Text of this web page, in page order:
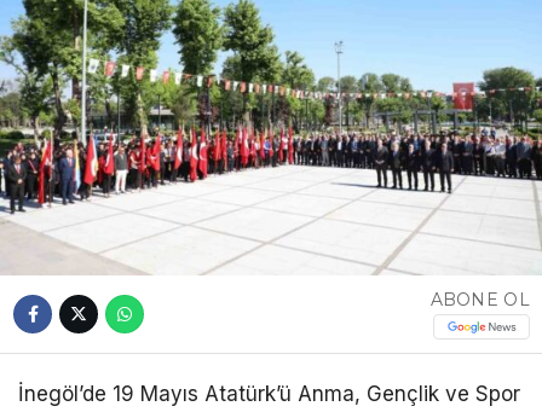
ABONE OL
İnegöl’de 19 Mayıs Atatürk’ü Anma, Gençlik ve Spor